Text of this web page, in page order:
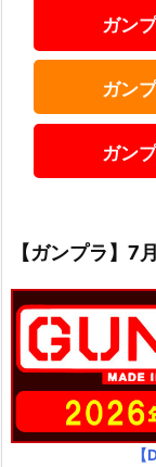
ガン
ガン
ガン
【ガンプラ】7